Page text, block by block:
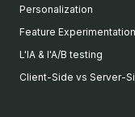
Personalization
Feature Experimentation
L'IA & l'A/B testing
Client-Side vs Server-